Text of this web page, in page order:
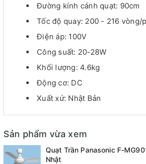
Đường kính cánh quạt: 90cm
Tốc độ quay: 200 - 216 vòng/
Điện áp: 100V
Công suất: 20-28W
Khối lượng: 4.6kg
Động cơ: DC
Xuất xứ: Nhật Bản
Sản phẩm vừa xem
Quạt Trần Panasonic F-
Nhật